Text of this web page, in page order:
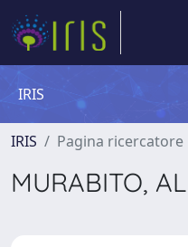
IRIS
IRIS Pagina ricercatore
MURABITO,